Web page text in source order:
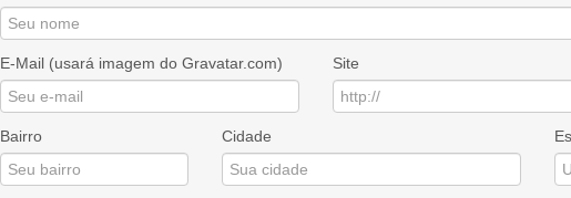
E-Mail (usará imagem do Gravatar.com) Site
Bairro Cidade